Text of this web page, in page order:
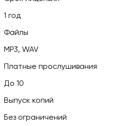
1 год
Файлы
MP3, WAV
Платные прослушивания
До 10
Выпуск копий
Без ограничений